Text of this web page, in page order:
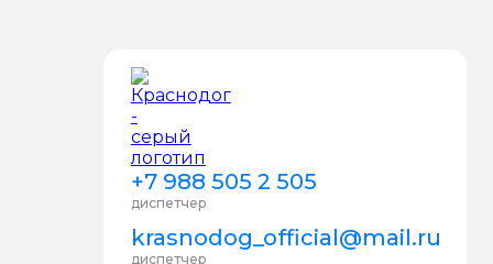
+7 988 505 2 505
диспетчер
krasnodog_official@mail.ru
диспетчер